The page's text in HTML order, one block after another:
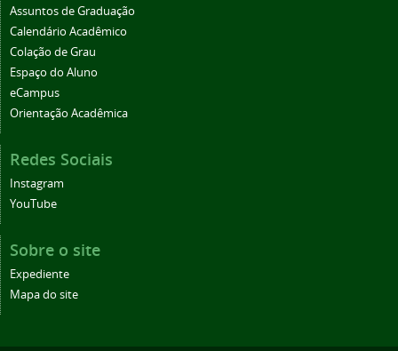
Assuntos de Graduação
Calendário Acadêmico
Colação de Grau
Espaço do Aluno
eCampus
Orientação Acadêmica
Redes Sociais
Instagram
YouTube
Sobre o site
Expediente
Mapa do site